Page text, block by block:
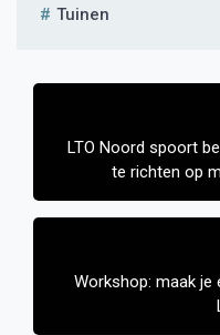
Tuinen
Bericht
LTO Noord spoort
te richten op
Workshop: maak je